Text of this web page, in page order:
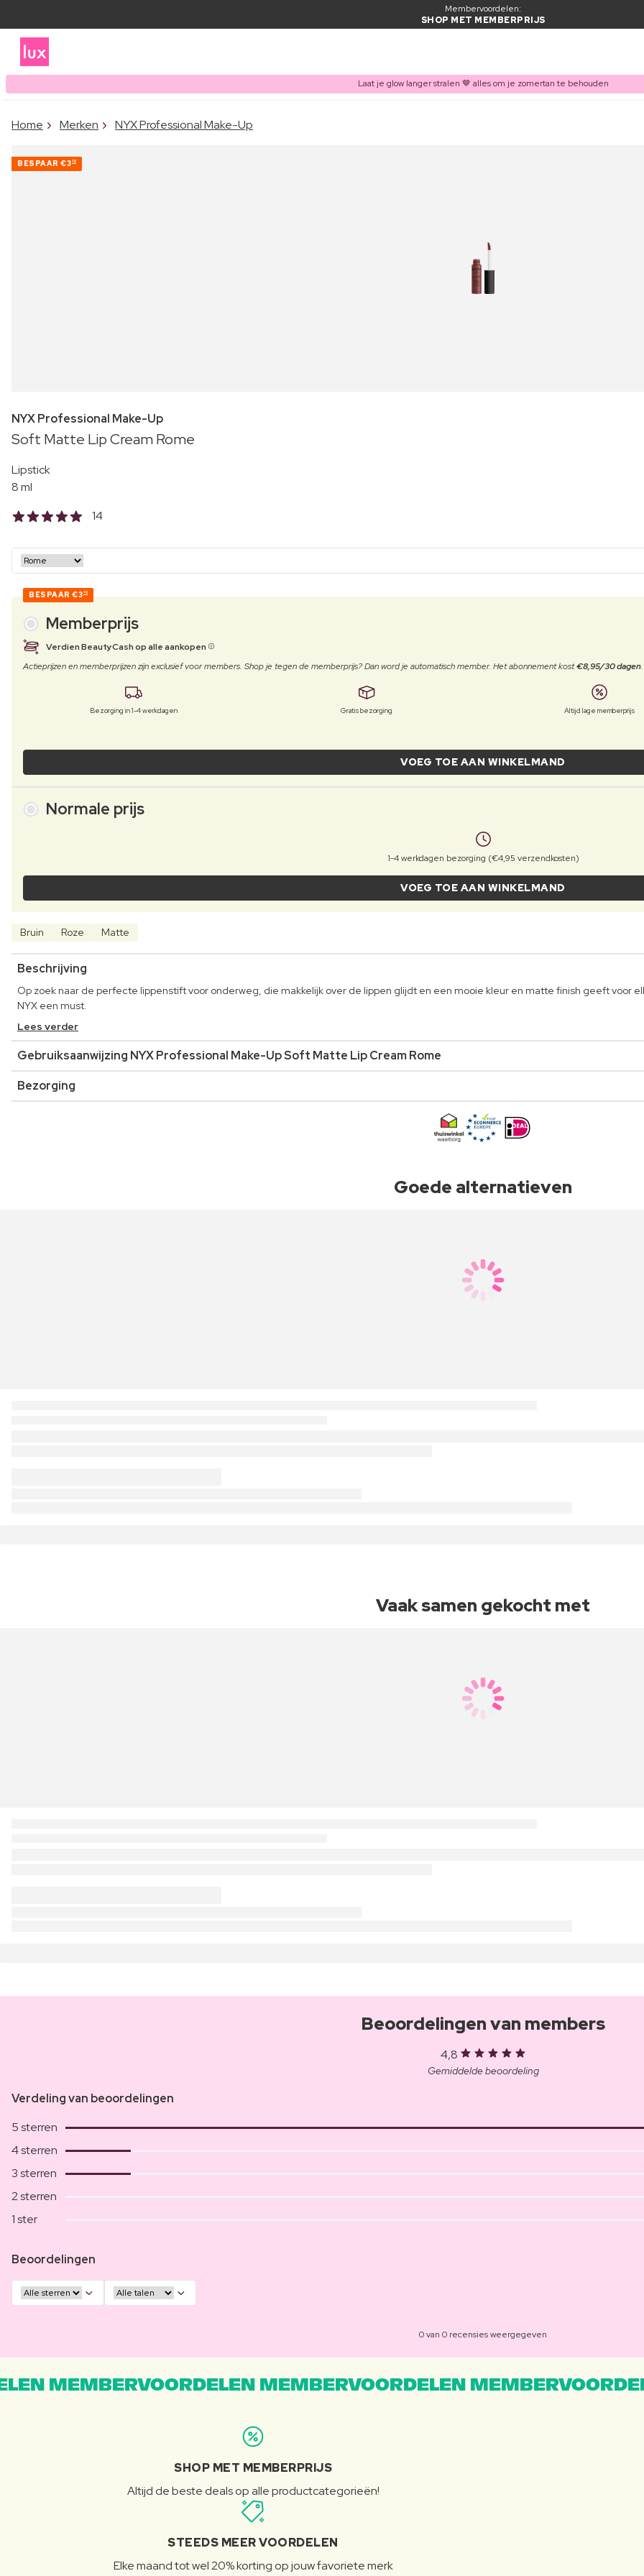
Membervoordelen:
SHOP MET MEMBERPRIJS
Laat je glow langer stralen 🤎 alles om je zomertan te behouden
Home Merken NYX Professional Make-Up
BESPAAR €310
NYX Professional Make-Up
Soft Matte Lip Cream Rome
Lipstick
8 ml
14
BESPAAR €310
Memberprijs
Verdien BeautyCash op alle aankopen
Actieprijzen en memberprijzen zijn exclusief voor members. Shop je tegen de memberprijs? Dan word je automatisch member. Het abonnement kost€8,95/30 dagen
Bezorging in 1-4 werkdagen Gratis bezorging Altijd lage memberprijs
VOEG TOE AAN WINKELMAND
Normale prijs
1-4 werkdagen bezorging (€4,95 verzendkosten)
VOEG TOE AAN WINKELMAND
Bruin Roze Matte
Beschrijving
Op zoek naar de perfecte lippenstift voor onderweg, die makkelijk over de lippen glijdt en een mooie kleur en matte finish geeft voor
NYX een must.
Lees verder
Gebruiksaanwijzing NYX Professional Make-Up Soft Matte Lip Cream Rome
Bezorging
Goede alternatieven
Vaak samen gekocht met
Beoordelingen van members
4,8
Gemiddelde beoordeling
Verdeling van beoordelingen
5 sterren
4 sterren
3 sterren
2 sterren
1 ster
Beoordelingen
0 van 0 recensies weergegeven
MEMBERVOORDELEN MEMBERVOORDELEN
SHOP MET MEMBERPRIJS
Altijd de beste deals op alle productcategorieën!
STEEDS MEER VOORDELEN
Elke maand tot wel 20% korting op jouw favoriete merk